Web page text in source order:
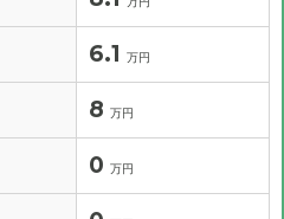
6.1 万円
8 万円
0 万円